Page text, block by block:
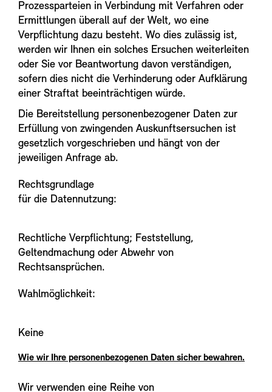
Prozessparteien in Verbindung mit Verfahren oder
Ermittlungen überall auf der Welt, wo eine
Verpflichtung dazu besteht. Wo dies zulässig ist,
werden wir Ihnen ein solches Ersuchen weiterleiten
oder Sie vor Beantwortung davon verständigen,
sofern dies nicht die Verhinderung oder Aufklärung
einer Straftat beeinträchtigen würde.
Die Bereitstellung personenbezogener Daten zur
Erfüllung von zwingenden Auskunftsersuchen ist
gesetzlich vorgeschrieben und hängt von der
jeweiligen Anfrage ab.
Rechtsgrundlage
für die Datennutzung:
Rechtliche Verpflichtung; Feststellung,
Geltendmachung oder Abwehr von
Rechtsansprüchen.
Wahlmöglichkeit:
Keine
Wie wir Ihre personenbezogenen Daten sicher bewahren.
Wir verwenden eine Reihe von